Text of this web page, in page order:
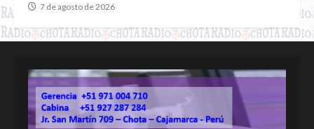
7 de agosto de 2026